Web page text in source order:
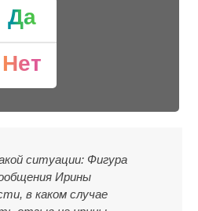
Да
Нет
ситуации: Фигура
Ирины
в каком случае